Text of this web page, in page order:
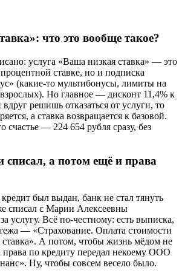
что это вообще такое?
услуга «Ваша низкая ставка» — это
ставке, но и подписка
(какие-то мультибонусы, лимиты на
Но главное — дисконт 11,4% к
решишь отказаться от услуги, то
а ставка возвращается к базовой.
счастье — 224 654 рубля сразу, без
списал, а потом ещё и права
был выдан, банк не стал тянуть
списал с Марии Алексеевны
услугу. Всё по-честному: есть выписка,
— «Страхование. Оплата стоимости
А потом, чтобы жизнь мёдом не
права по кредиту передал некоему ООО
Ну, чтобы совсем весело было.